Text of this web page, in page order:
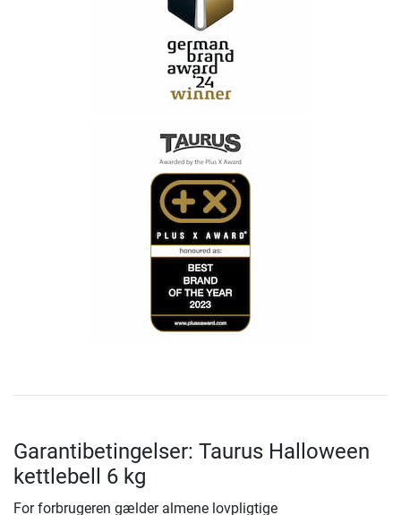
Garantibetingelser: Taurus Halloween
kettlebell 6 kg
For forbrugeren gælder almene lovpligtige